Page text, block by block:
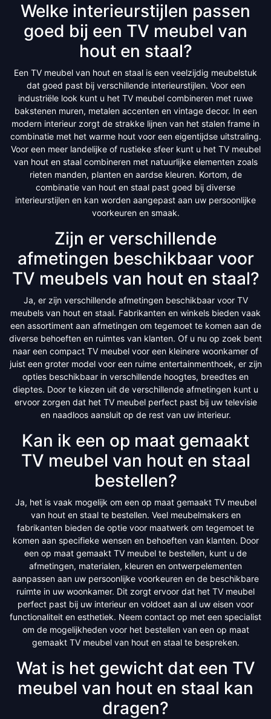
Welke interieurstijlen passen
goed bij een TV meubel van
hout en staal?
Een TV meubel van hout en staal is een veelzijdig meubelstuk
dat goed past bij verschillende interieurstijlen. Voor een
industriële look kunt u het TV meubel combineren met ruwe
bakstenen muren, metalen accenten en vintage decor. In een
modern interieur zorgt de strakke lijnen van het stalen frame in
combinatie met het warme hout voor een eigentijdse uitstraling.
Voor een meer landelijke of rustieke sfeer kunt u het TV meubel
van hout en staal combineren met natuurlijke elementen zoals
rieten manden, planten en aardse kleuren. Kortom, de
combinatie van hout en staal past goed bij diverse
interieurstijlen en kan worden aangepast aan uw persoonlijke
voorkeuren en smaak.
Zijn er verschillende
afmetingen beschikbaar voor
TV meubels van hout en staal?
Ja, er zijn verschillende afmetingen beschikbaar voor TV
meubels van hout en staal. Fabrikanten en winkels bieden vaak
een assortiment aan afmetingen om tegemoet te komen aan de
diverse behoeften en ruimtes van klanten. Of u nu op zoek bent
naar een compact TV meubel voor een kleinere woonkamer of
juist een groter model voor een ruime entertainmenthoek, er zijn
opties beschikbaar in verschillende hoogtes, breedtes en
dieptes. Door te kiezen uit de verschillende afmetingen kunt u
ervoor zorgen dat het TV meubel perfect past bij uw televisie
en naadloos aansluit op de rest van uw interieur.
Kan ik een op maat gemaakt
TV meubel van hout en staal
bestellen?
Ja, het is vaak mogelijk om een op maat gemaakt TV meubel
van hout en staal te bestellen. Veel meubelmakers en
fabrikanten bieden de optie voor maatwerk om tegemoet te
komen aan specifieke wensen en behoeften van klanten. Door
een op maat gemaakt TV meubel te bestellen, kunt u de
afmetingen, materialen, kleuren en ontwerpelementen
aanpassen aan uw persoonlijke voorkeuren en de beschikbare
ruimte in uw woonkamer. Dit zorgt ervoor dat het TV meubel
perfect past bij uw interieur en voldoet aan al uw eisen voor
functionaliteit en esthetiek. Neem contact op met een specialist
om de mogelijkheden voor het bestellen van een op maat
gemaakt TV meubel van hout en staal te bespreken.
Wat is het gewicht dat een TV
meubel van hout en staal kan
dragen?